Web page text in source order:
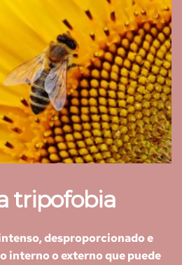
tripofobia
desproporcionado e
interno o externo que puede